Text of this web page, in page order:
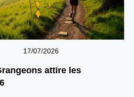
17/07/2026
attire les